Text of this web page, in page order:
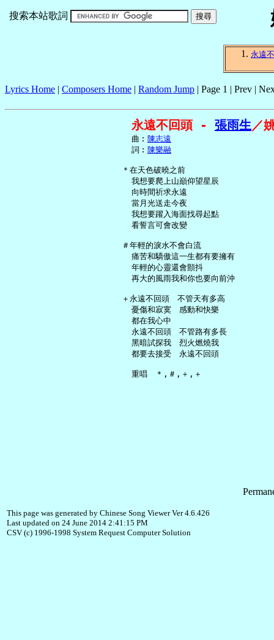
搜索本站歌詞
永遠
Lyrics Home | Composers Home | Random Jump | Page 1 | Prev |
永遠不回頭 - 張雨生／
     曲︰
陳志遠
     詞︰
陳樂融
   ＊在天色破曉之前
     我想要爬上山巔仰望星辰
     向時間祈求永遠
     當月光送走今夜
     我想要躍入海面找尋起點
     看誓言可會改變
   ＃年輕的淚水不會白流
     痛苦和驕傲這一生都有要擁有
     年輕的心靈還會顫抖
     再大的風雨我和你也要向前沖
   ＋永遠不回頭　不管天有多高
     憂傷和寂寞　感動和快樂
     都在我心中
     永遠不回頭　不管路有多長
     黑暗試探我　烈火燃燒我
     都要去接受　永遠不回頭
This page was generated by Chinese Song Viewer Ver 4.6.426
Last updated on 24 June 2014 2:41:15 PM
CSV (c) 1996-1998 System Request Computer Solution